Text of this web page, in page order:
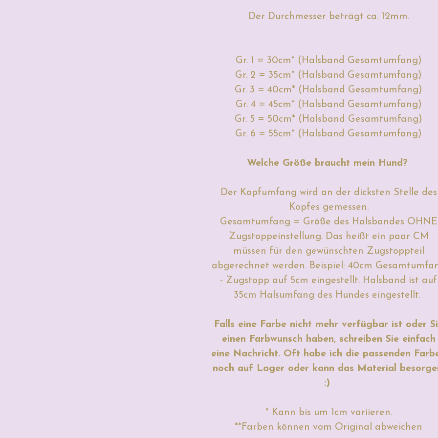
Der Durchmesser beträgt ca. 12mm.
Gr. 1 = 30cm* (Halsband Gesamtumfang)
Gr. 2 = 35cm* (Halsband Gesamtumfang)
Gr. 3 = 40cm* (Halsband Gesamtumfang)
Gr. 4 = 45cm* (Halsband Gesamtumfang)
Gr. 5 = 50cm* (Halsband Gesamtumfang)
Gr. 6 = 55cm* (Halsband Gesamtumfang)
Welche Größe braucht mein Hund?
Der Kopfumfang wird an der dicksten Stelle des
Kopfes gemessen.
Gesamtumfang = Größe des Halsbandes OHNE
Zugstoppeinstellung. Das heißt ein paar CM
müssen für den gewünschten Zugstoppteil
abgerechnet werden. Beispiel: 40cm
- Zugstopp auf 5cm eingestellt. Halsband ist auf
35cm Halsumfang des Hundes eingestellt.
Falls eine Farbe nicht mehr verfügbar ist oder
einen Farbwunsch haben, schreiben Sie einfach
eine Nachricht. Oft habe ich die passenden
noch auf Lager oder kann das Material
:)
* Kann bis um 1cm variieren.
**Farben können vom Original abweichen